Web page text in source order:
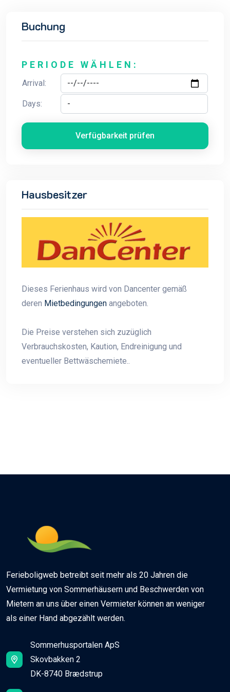
Buchung
PERIODE WÄHLEN:
Arrival:
Days:
Verfügbarkeit prüfen
Hausbesitzer
Dieses Ferienhaus wird von Dancenter gemäß
deren Mietbedingungen angeboten.
Die Preise verstehen sich zuzüglich
Verbrauchskosten, Kaution, Endreinigung und
eventueller Bettwäschemiete..
Ferieboligweb betreibt seit mehr als 20 Jahren die
Vermietung von Sommerhäusern und Beschwerden von
Mietern an uns über einen Vermieter können an weniger
als einer Hand abgezählt werden.
Sommerhusportalen ApS
Skovbakken 2
DK-8740 Brædstrup